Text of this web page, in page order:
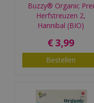
Buzzy® Organic Prei
Herfstreuzen 2,
Hannibal (BIO)
€ 3,99
Bestellen